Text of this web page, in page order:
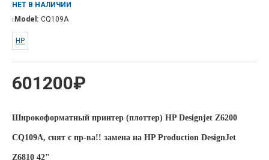
601200₽
НЕТ В НАЛИЧИИ
Model: CQ109A
HP
Широкоформатный принтер (плоттер) HP Designjet Z6200
CQ109A, снят с пр-ва!! замена на HP Production DesignJet
Z6810 42"